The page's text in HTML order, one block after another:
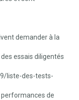
demander à la
essais diligentés
liste-des-tests-
de